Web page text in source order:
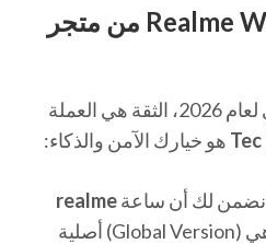
لماذا تشتري Realme Watch 5 من متجر
في عالم التسوق الإلكتروني لعام 2026، الثقة هي العملة
هو خيارك الآمن والذكاء:
نضمن لك أن ساعةrealme
التي تشتريها هي (Global Version) أصلية